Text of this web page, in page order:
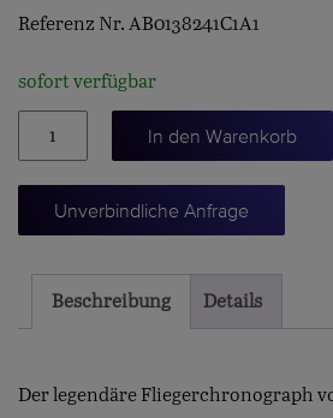
Referenz Nr. AB0138241C1A1
sofort verfügbar
43
Menge
In den Warenkorb
Unverbindliche Anfrage
Beschreibung Details
Der legendäre Fliegerchronograph